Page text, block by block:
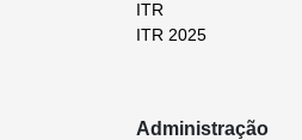
ITR
ITR 2025
Administração